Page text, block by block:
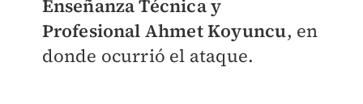
Enseñanza Técnica y
Profesional Ahmet Koyuncu, en
donde ocurrió el ataque.